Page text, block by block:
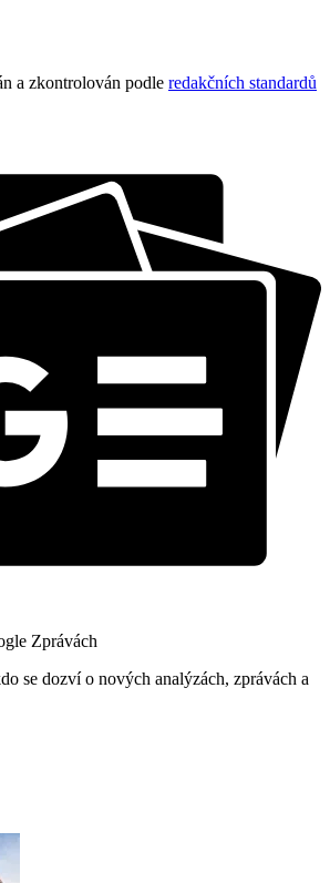
a zkontrolován podle redakčních standardů
Zprávách
se dozví o nových analýzách, zprávách a